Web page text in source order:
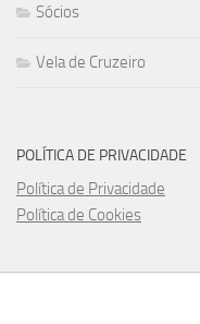
Sócios
Vela de Cruzeiro
POLÍTICA DE PRIVACIDADE
Política de Privacidade
Política de Cookies